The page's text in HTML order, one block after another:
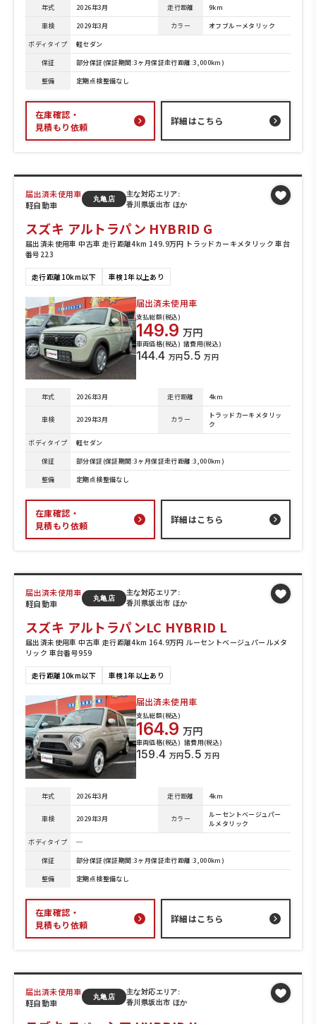
年式 2026年3月 走行距離
9km
車検
2029年3月 カラー
オフブルーメタリック
ボディタイプ
軽セダン
保証
部分保証(保証期間:3ヶ月保証走行距離:3,000km)
整備
定期点検整備なし
在庫確認・
見積もり依頼
詳細はこちら
届出済未使用車
軽自動車
丸亀店
主な対応エリア:
香川県坂出市 ほか
スズキ アルトラパン HYBRID G
届出済未使用車 中古車 走行距離4km 149.9万円 トラッドカーキメタリック 車台
番号223
走行距離10km以下 車検1年以上あり
届出済未使用車
支払総額(税込)
149.9 万円
車両価格(税込)
144.4 万円
諸費用(税込)
5.5 万円
年式 2026年3月 走行距離 4km
車検 2029年3月 カラー
トラッドカーキメタリッ
ク
ボディタイプ
軽セダン
保証
部分保証(保証期間:3ヶ月保証走行距離:3,000km)
整備
定期点検整備なし
在庫確認・
見積もり依頼
詳細はこちら
届出済未使用車
軽自動車
丸亀店
主な対応エリア:
香川県坂出市 ほか
スズキ アルトラパンLC HYBRID L
届出済未使用車 中古車 走行距離4km 164.9万円 ルーセントベージュパールメタ
リック 車台番号959
走行距離10km以下 車検1年以上あり
届出済未使用車
支払総額(税込)
164.9 万円
車両価格(税込)
159.4 万円
諸費用(税込)
5.5 万円
年式 2026年3月 走行距離 4km
車検 2029年3月 カラー
ルーセントベージュパー
ルメタリック
ボディタイプ
─
保証
部分保証(保証期間:3ヶ月保証走行距離:3,000km)
整備
定期点検整備なし
在庫確認・
見積もり依頼
詳細はこちら
届出済未使用車
軽自動車
丸亀店
主な対応エリア:
香川県坂出市 ほか